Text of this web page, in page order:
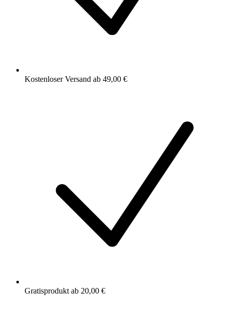
Kostenloser Versand ab 49,00 €
Gratisprodukt ab 20,00 €